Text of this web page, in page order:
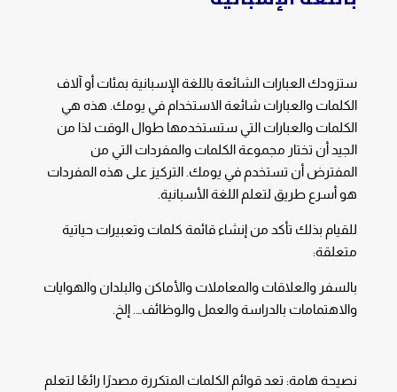
ستزودك العبارات الشائعة باللغة الإسبانية بمئات أو آلاف
الكلمات والعبارات شائعة الاستخدام في يومك. هذه هي
الكلمات والعبارات التي ستستخدمها طوال الوقت لذا من
الجيد أن تختار مجموعة الكلمات والمفردات التي من
المفترض أن تستخدم في يومك. التركيز على هذه المفردات
هو أسرع طريق لتعلم اللغة الأسبانية.
للقيام بذلك تأكد من إنشاء قائمة كلمات وتعبيرات حياتية
متعلقة:
بالسفر والعلاقات والمعاملات والأماكن والبلدان والهوايات
والاهتمامات بالدراسة والعمل والوظائف…. إلخ.
نصيحة هامة: تعد قوائم الكلمات المتكررة مصدرًا رائعًا لتعلم